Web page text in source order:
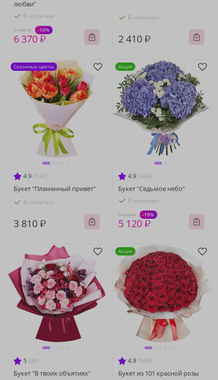
любви"
В наличии
7 080 ₽ -10%
6 370 ₽
В наличии
2 410 ₽
4.9 (144)
Букет "Пламенный привет"
В наличии
3 810 ₽
Сезонные цветы
4.9 (344)
Букет "Седьмое небо"
В наличии
5 690 ₽ -10%
5 120 ₽
Акция
5 (48)
Букет "В твоих объятиях"
4.9 (569)
Букет из 101 красной розы
Акция